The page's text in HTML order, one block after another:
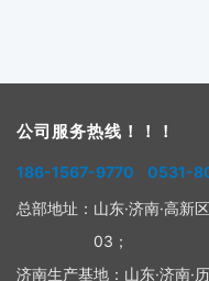
公司服务热线！！！
186-1567-9770 0531-
总部地址： 山东·济南·高新
03；
济南生产基地： 山东·济南·